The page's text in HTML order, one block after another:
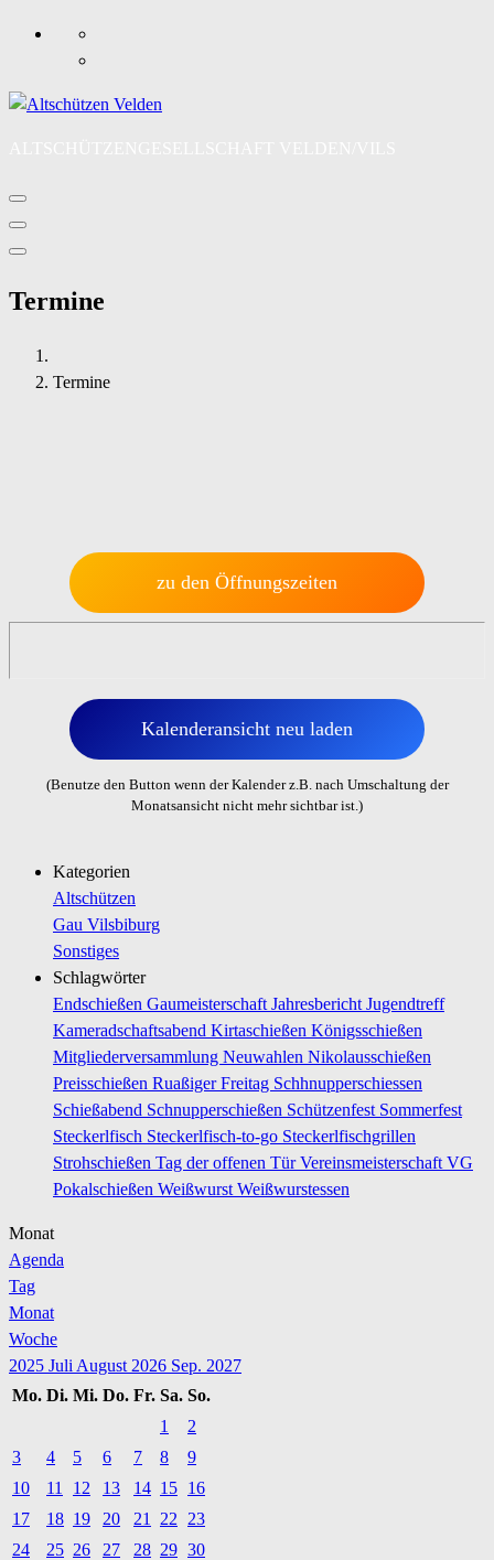
Termine
Termine
zu den Öffnungszeiten
Kalenderansicht neu laden
(Benutze den Button wenn der Kalender z.B. nach Umschaltung der
Monatsansicht nicht mehr sichtbar ist.)
Kategorien
Altschützen
Gau Vilsbiburg
Sonstiges
Schlagwörter
Endschießen Gaumeisterschaft Jahresbericht Jugendtreff
Kameradschaftsabend Kirtaschießen Königsschießen
Mitgliederversammlung Neuwahlen Nikolausschießen
Preisschießen Ruaßiger Freitag Schhnupperschiessen
Schießabend Schnupperschießen Schützenfest Sommerfest
Steckerlfisch Steckerlfisch-to-go Steckerlfischgrillen
Strohschießen Tag der offenen TürVereinsmeisterschaft VG
Pokalschießen Weißwurst Weißwurstessen
Monat
Agenda
Tag
Monat
Woche
2025 Juli August 2026 Sep. 2027
Mo. Di. Mi. Do. Fr. Sa. So.
1
2
3
4 5 6 7 8
9
10
11 12 13 14 15 16
17
18 19 20 21 22
23
24
25 26 27 28 29 30